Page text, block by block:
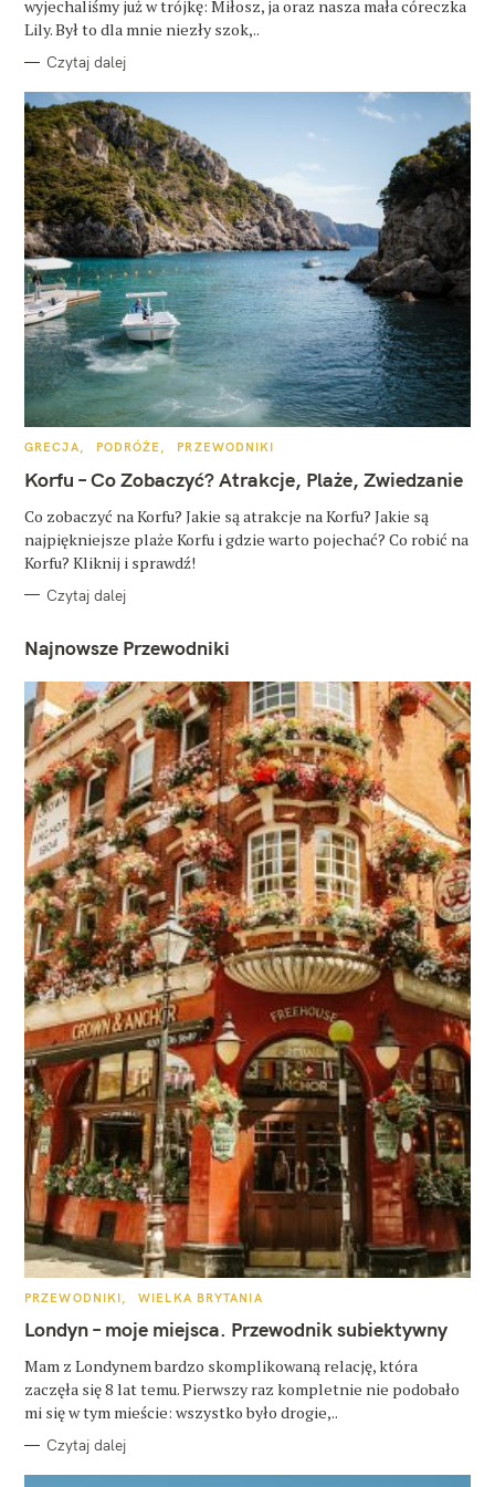
wyjechaliśmy już w trójkę: Miłosz, ja oraz nasza mała córeczka
Lily. Był to dla mnie niezły szok,..
Czytaj dalej
K
T
E
O
R
I
GRECJA PODRÓŻE PRZEWODNIKI
Korfu – Co Zobaczyć? Atrakcje, Plaże, Zwiedzanie
Co zobaczyć na Korfu? Jakie są atrakcje na Korfu? Jakie są
najpiękniejsze plaże Korfu i gdzie warto pojechać? Co robić na
Korfu? Kliknij i sprawdź!
Czytaj dalej
Najnowsze Przewodniki
K
T
E
O
R
I
PRZEWODNIKI WIELKA BRYTANIA
Londyn – moje miejsca. Przewodnik subiektywny
Mam z Londynem bardzo skomplikowaną relację, która
zaczęła się 8 lat temu. Pierwszy raz kompletnie nie podobało
mi się w tym mieście: wszystko było drogie,..
Czytaj dalej